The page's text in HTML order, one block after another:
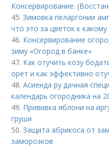
Консервирование.
45.Зимовка пеларгонии
что это за цветок к
46. Консервирование
зиму «Огород в банке»
47. Как отучить козу
орет и как эффективно
48.Асиенда ру дачная
календарь огородника на
49. Прививка яблони на
груши
50.Защита абрикоса от
заморозков